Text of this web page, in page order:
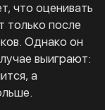
что оценивать
только после
Однако он
выиграют:
а